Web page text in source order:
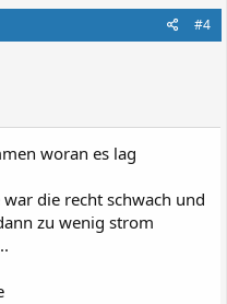
#4
woran es lag
die recht schwach und
zu wenig strom